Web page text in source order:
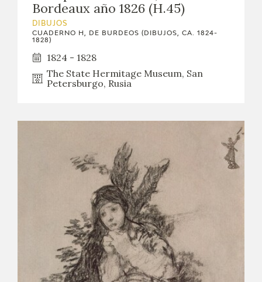
Bordeaux año 1826 (H.45)
DIBUJOS
CUADERNO H, DE BURDEOS (DIBUJOS, CA. 1824-
1828)
1824 - 1828
The State Hermitage Museum, San
Petersburgo, Rusia